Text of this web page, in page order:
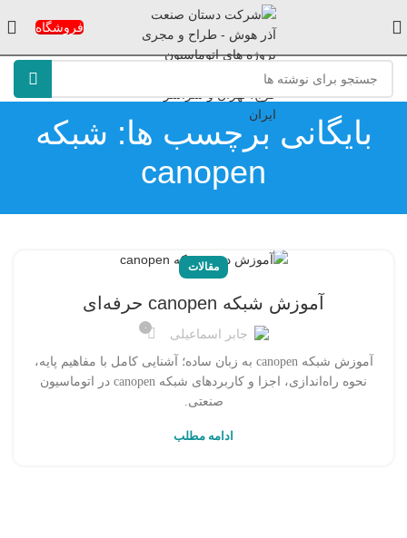
فروشگاه
بایگانی برچسب ها: شبکه
canopen
مقالات
آموزش شبکه canopen حرفه‌ای
جابر اسماعیلی ۰
آموزش شبکه canopen به زبان ساده؛ آشنایی کامل با مفاهیم پایه،
نحوه راه‌اندازی، اجزا و کاربردهای شبکه canopen در اتوماسیون
صنعتی.
ادامه مطلب